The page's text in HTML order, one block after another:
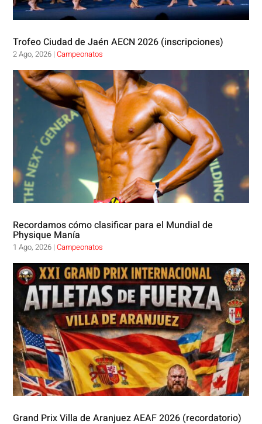
Trofeo Ciudad de Jaén AECN 2026 (inscripciones)
2 Ago, 2026 |Campeonatos
Recordamos cómo clasificar para el Mundial de
Physique Manía
1 Ago, 2026 |Campeonatos
Grand Prix Villa de Aranjuez AEAF 2026 (recordatorio)